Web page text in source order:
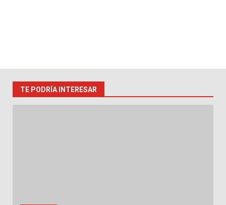
TE PODRÍA INTERESAR